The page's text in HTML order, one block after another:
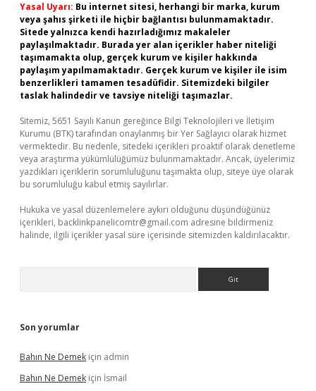
Yasal Uyarı: Bu internet sitesi, herhangi bir marka, kurum
veya şahıs şirketi ile hiçbir bağlantısı bulunmamaktadır.
Sitede yalnızca kendi hazırladığımız makaleler
paylaşılmaktadır. Burada yer alan içerikler haber niteliği
taşımamakta olup, gerçek kurum ve kişiler hakkında
paylaşım yapılmamaktadır. Gerçek kurum ve kişiler ile isim
benzerlikleri tamamen tesadüfidir. Sitemizdeki bilgiler
taslak halindedir ve tavsiye niteliği taşımazlar.
Sitemiz, 5651 Sayılı Kanun gereğince Bilgi Teknolojileri ve İletişim
Kurumu (BTK) tarafından onaylanmış bir Yer Sağlayıcı olarak hizmet
vermektedir. Bu nedenle, sitedeki içerikleri proaktif olarak denetleme
veya araştırma yükümlülüğümüz bulunmamaktadır. Ancak, üyelerimiz
yazdıkları içeriklerin sorumluluğunu taşımakta olup, siteye üye olarak
bu sorumluluğu kabul etmiş sayılırlar.
Hukuka ve yasal düzenlemelere aykırı olduğunu düşündüğünüz
içerikleri, backlinkpanelicomtr@gmail.com adresine bildirmeniz
halinde, ilgili içerikler yasal süre içerisinde sitemizden kaldırılacaktır.
Son yorumlar
Bahın Ne Demek için admin
Bahın Ne Demek için İsmail